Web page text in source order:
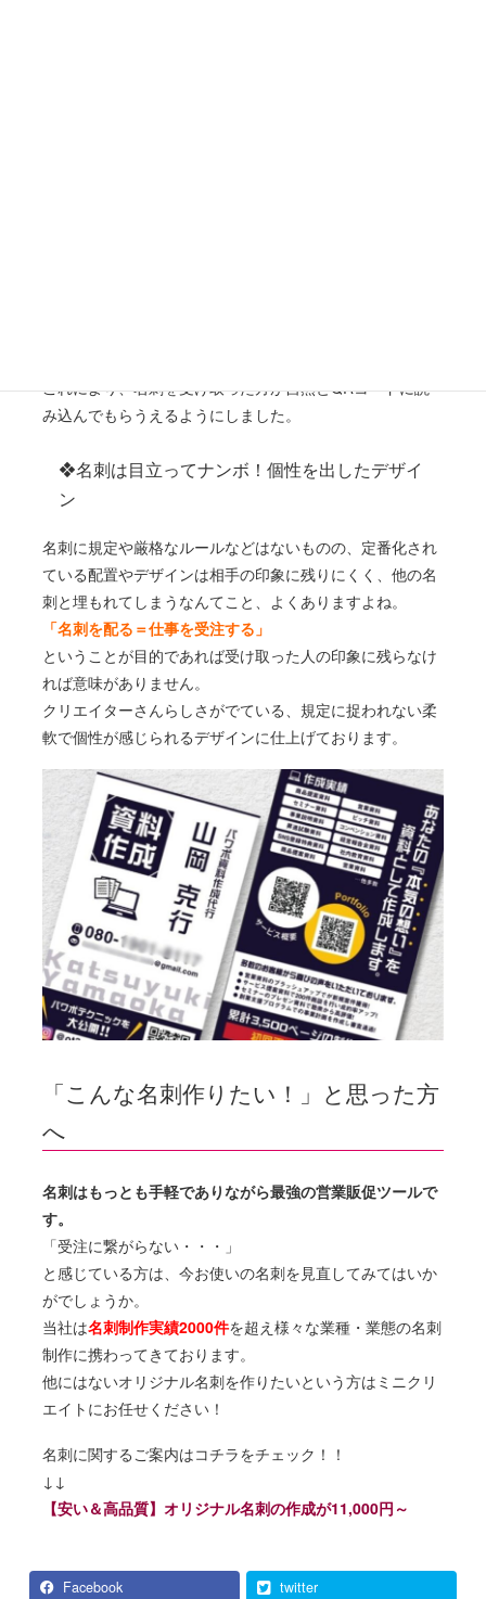
これにより、名刺を受け取った方が自然とQRコードに読
み込んでもらうえるようにしました。
❖名刺は目立ってナンボ！個性を出したデザイ
ン
名刺に規定や厳格なルールなどはないものの、定番化され
ている配置やデザインは相手の印象に残りにくく、他の名
刺と埋もれてしまうなんてこと、よくありますよね。
「名刺を配る＝仕事を受注する」
ということが目的であれば受け取った人の印象に残らなけ
れば意味がありません。
クリエイターさんらしさがでている、規定に捉われない柔
軟で個性が感じられるデザインに仕上げております。
「こんな名刺作りたい！」と思った方
へ
名刺はもっとも手軽でありながら最強の営業販促ツールで
す。
「受注に繋がらない・・・」
と感じている方は、今お使いの名刺を見直してみてはいか
がでしょうか。
当社は名刺制作実績2000件を超え様々な業種・業態の名刺
制作に携わってきております。
他にはないオリジナル名刺を作りたいという方はミニクリ
エイトにお任せください！
名刺に関するご案内はコチラをチェック！！
↓↓
【安い＆高品質】オリジナル名刺の作成が11,000円～
Facebook twitter